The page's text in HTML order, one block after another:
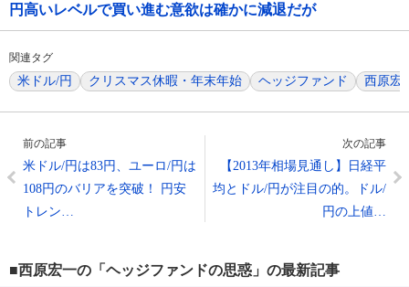
円高いレベルで買い進む意欲は確かに減退だが
関連タグ
米ドル/円 クリスマス休暇・年末年始 ヘッジファンド 西原宏
前の記事
米ドル/円は83円、ユーロ/円は
108円のバリアを突破！ 円安
トレン…
次の記事
【2013年相場見通し】日経平
均とドル/円が注目の的。ドル/
円の上値…
■西原宏一の「ヘッジファンドの思惑」の最新記事